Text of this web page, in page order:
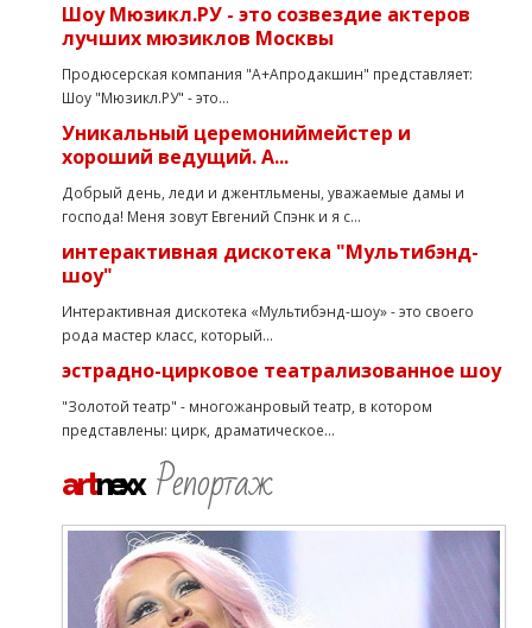
Шоу Мюзикл.РУ - это созвездие актеров
лучших мюзиклов Москвы
Продюсерская компания "А+Апродакшин" представляет:
Шоу "Мюзикл.РУ" - это...
Уникальный церемониймейстер и
хороший ведущий. А...
Добрый день, леди и джентльмены, уважаемые дамы и
господа! Меня зовут Евгений Спэнк и я с...
интерактивная дискотека "Мультибэнд-
шоу"
Интерактивная дискотека «Мультибэнд-шоу» - это своего
рода мастер класс, который...
эстрадно-цирковое театрализованное шоу
"Золотой театр" - многожанровый театр, в котором
представлены: цирк, драматическое...
artnexx Репортаж